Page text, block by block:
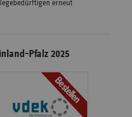
erneut
Pfalz 2025
Bestellen